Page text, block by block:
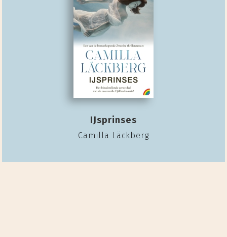
IJsprinses
Camilla Läckberg